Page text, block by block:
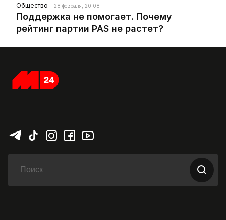
Общество 28 февраля, 20:08
Поддержка не помогает. Почему
рейтинг партии PAS не растет?